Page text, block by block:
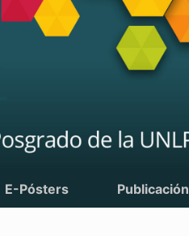
E-Pósters Publicación